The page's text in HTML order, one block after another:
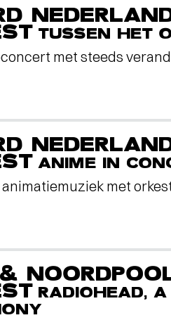
TUSSEN HET
met steeds
ANIME IN
met
RADIOHEAD,